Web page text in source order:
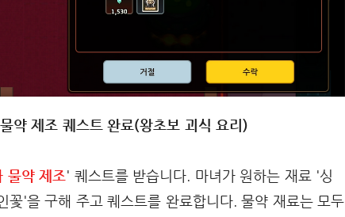
약 제조 퀘스트 완료(왕초보 괴식 요리)
물약 제조' 퀘스트를 받습니다. 마녀가 원하는 재료 '싱
'을 구해 주고 퀘스트를 완료합니다. 물약 재료는 모두